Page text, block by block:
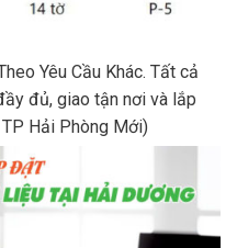
Yêu Cầu Khác. Tất cả
đủ, giao tận nơi và lắp
Hải Phòng Mới)